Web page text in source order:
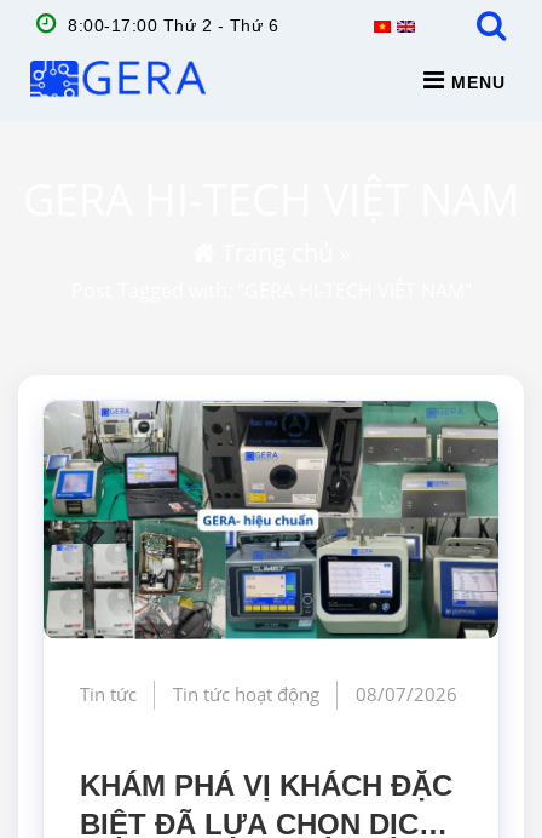
8:00-17:00 Thứ 2 - Thứ 6
MENU
Tin tức Tin tức hoạt động 08/07/2026
KHÁM PHÁ VỊ KHÁCH ĐẶC
BIỆT ĐÃ LỰA CHỌN DỊCH